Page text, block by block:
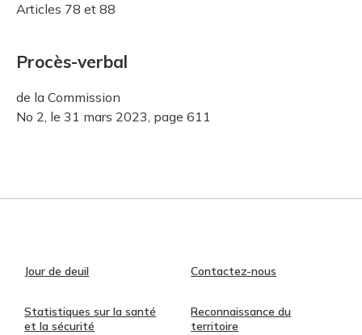
Articles 78 et 88
Procès-verbal
de la Commission
No 2, le 31 mars 2023, page 611
Jour de deuil Contactez-nous
Statistiques sur la santé
et la sécurité
Reconnaissance du
territoire